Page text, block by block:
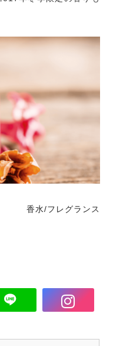
香水/フレグランス